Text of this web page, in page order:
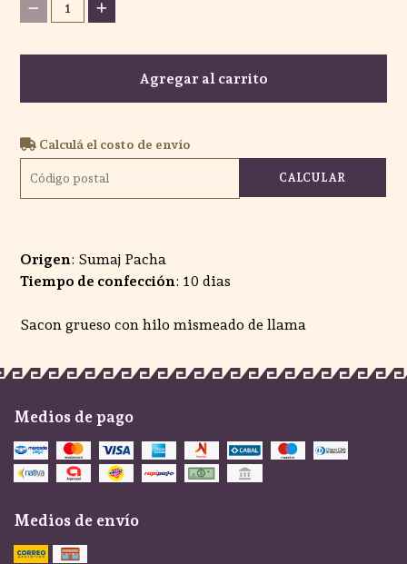
1
Agregar al carrito
Calculá el costo de envío
CALCULAR
Origen: Sumaj Pacha
Tiempo de confección: 10 dias
Sacon grueso con hilo mismeado de llama
Medios de pago
Medios de envío